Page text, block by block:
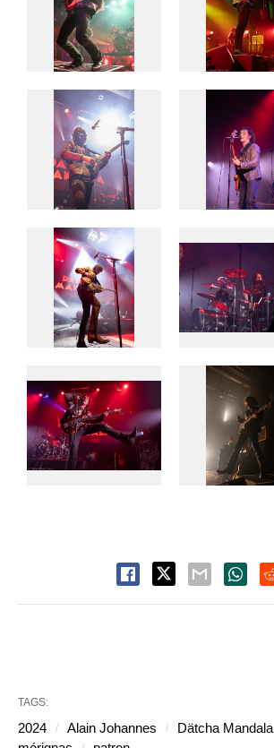
TAGS:
2024 Alain Johannes Dätcha Mandala